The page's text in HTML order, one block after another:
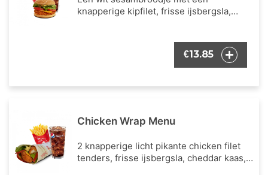
knapperige kipfilet, frisse ijsbergsla,
portie Franse frietjes en een frisdrank
€13.85
Chicken Wrap Menu
2 knapperige licht pikante chicken filet
tenders, frisse ijsbergsla, cheddar kaas,